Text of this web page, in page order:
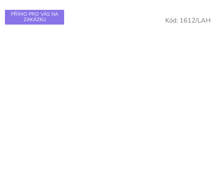
PŘÍMO PRO VÁS NA
ZAKÁZKU Kód: 1612/LAH